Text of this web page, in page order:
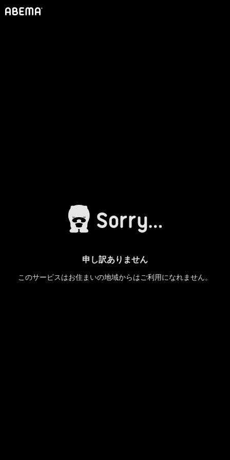
申し訳ありません
このサービスはお住まいの地域からはご利用になれません。